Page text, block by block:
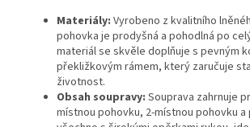
Materiály: Vyrobeno z kvalitního
pohovka je prodyšná a pohodlná po
materiál se skvěle doplňuje s pevným
překližkovým rámem, který zaručuje
životnost.
Obsah soupravy: Souprava zahrnuje
místnou pohovku, 2-místnou pohovku